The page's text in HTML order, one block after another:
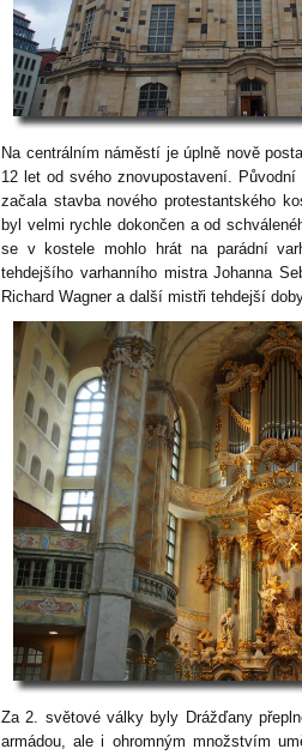
Na centrálním náměstí je úplně nově
12 let od svého znovupostavení.
začala stavba nového protestantského
byl velmi rychle dokončen a od
se v kostele mohlo hrát na parádní
tehdejšího varhanního mistra Johanna
Richard Wagner a další mistři tehdejší
Za 2. světové války byly Drážďany
armádou, ale i ohromným množstvím